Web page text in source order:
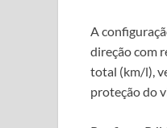
A
direção com
total (km/l),
proteção do